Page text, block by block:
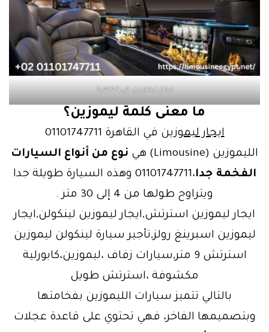
ايجار ليموزين في القاهرة
ما معنى كلمة ليموزين؟
ايجار ليموزين في القاهرة 01101747711
الليموزين (Limousine)‏ هي
نوع من أنواع السيارات
الفخمة جدا
،01101747711 وهذه السيارة طويلة جدا
ويتراوح طولها من 4 إلى 30 متر .
ايجار ليموزين استرتش,ايجار ليموزين لينكولن,ايجار
ليموزين اسبرينغ رولز,تأجير سيارة لينكولن ليموزين
استرتش 9 متر,سيارات زفاف ،ليموزين،كابورلية
مكشوفة ،استرتش طويل
بالتالي تتميز سيارات الليموزين بفخامتها
وبتصميمها الفاخر، فهي تحتوي على قاعدة عجلات